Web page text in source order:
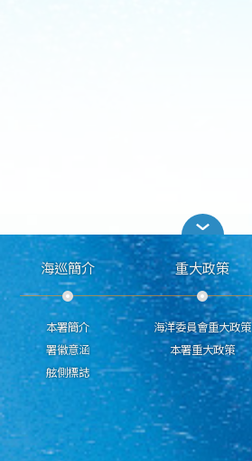
海巡簡介
本署簡介
署徽意涵
舷側標誌
重大政策
海洋委員會重大政策
本署重大政策